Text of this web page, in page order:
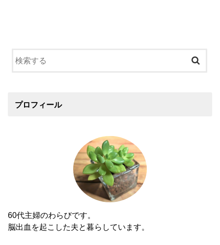
プロフィール
60代主婦のわらびです。
脳出血を起こした夫と暮らしています。